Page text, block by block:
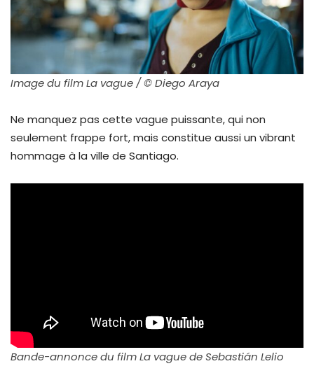
Image du film La vague / © Diego Araya
Ne manquez pas cette vague puissante, qui non
seulement frappe fort, mais constitue aussi un vibrant
hommage à la ville de Santiago.
Bande-annonce du film La vague de Sebastián Lelio